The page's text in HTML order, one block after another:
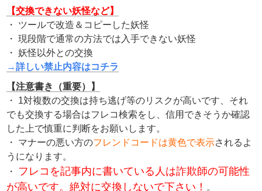
【交換できない妖怪など】
・ ツールで改造＆コピーした妖怪
・ 現段階で通常の方法では入手できない妖怪
・ 妖怪以外との交換
→詳しい禁止内容はコチラ
【注意書き（重要）】
・ 1対複数の交換は持ち逃げ等のリスクが高いです、それ
でも交換する場合はフレコ検索をし、信用できそうか確認
した上で慎重に判断をお願いします。
・ マナーの悪い方のフレンドコードは黄色で表示されるよ
うになります。
・
フレコを記事内に書いている人は詐欺師の可能性
が高いです。絶対に交換しないで下さい！ 。